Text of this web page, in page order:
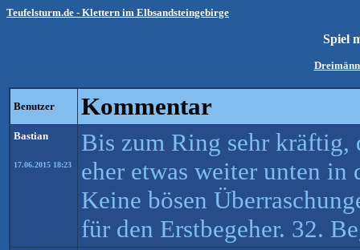
Teufelsturm.de - Klettern im Elbsandsteingebirge
Spiel
Benutzer Kommentar
Bastian
17.06.2015 18:23
Bis zum Ring sehr kräftig,
eher etwas weiter unten in
Keine bösen
für den Erstbegeher. 32.